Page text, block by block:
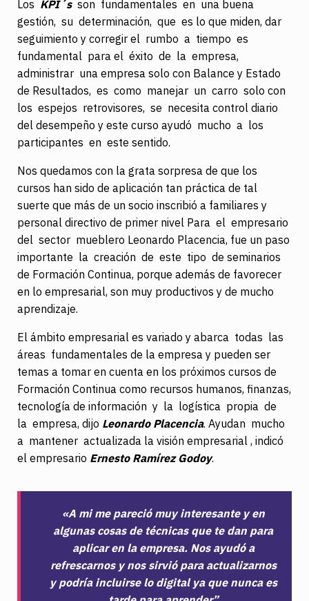
Los KPI´sson fundamentales en una buena
gestión, su determinación, que es lo que miden, dar
seguimiento y corregir el rumbo a tiempo es
fundamental para el éxito de la empresa,
administrar una empresa solo con Balance y Estado
de Resultados, es como manejar un carro solo con
los espejos retrovisores, se necesita control diario
del desempeño y este curso ayudó mucho a los
participantes en este sentido.
Nos quedamos con la grata sorpresa de que los
cursos han sido de aplicación tan práctica de tal
suerte que más de un socio inscribió a familiares y
personal directivo de primer nivel Para el empresario
del sector mueblero Leonardo Placencia, fue un paso
importante la creación de este tipo de seminarios
de Formación Continua, porque además de favorecer
en lo empresarial, son muy productivos y de mucho
aprendizaje.
El ámbito empresarial es variado y abarca todas las
áreas fundamentales de la empresa y pueden ser
temas a tomar en cuenta en los próximos cursos de
Formación Continua como recursos humanos, finanzas,
tecnología de información y la logística propia de
la empresa, dijo Leonardo Placencia. Ayudan mucho
a mantener actualizada la visión empresarial , indicó
el empresario Ernesto Ramírez Godoy.
«A mi me pareció muy interesante y en
algunas cosas de técnicas que te dan para
aplicar en la empresa. Nos ayudó a
refrescarnos y nos sirvió para actualizarnos
y podría incluirse lo digital ya que nunca es